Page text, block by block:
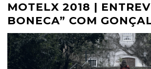
MOTELX 2018 |
BONECA” COM